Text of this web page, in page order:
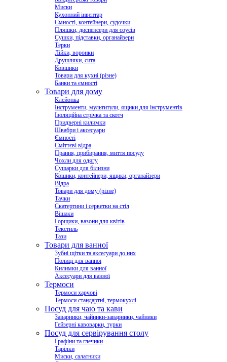
Миски
Кухонний інвентар
Ємності, контейнери, судочки
Пляшки, диспенсери для соусів
Сушки, підставки, органайзери
Терки
Лійки, воронки
Друшляки, сита
Ковшики
Товари для кухні (різне)
Банки та ємності
Товари для дому
Клейонка
Інструменти, мультитули, ящики для інструментів
Ізоляційна стрічка та скотч
Придверні килимки
Швабри і аксесуари
Ємності
Сміттєві відра
Прання, прибирання, миття посуду
Чохли для одягу
Сушарки для білизни
Кошики, контейнери, ящики, органайзери
Відра
Товари для дому (різне)
Тачки
Скатертини і серветки на стіл
Вішаки
Горщики, вазони для квітів
Текстиль
Тази
Товари для ванної
Зубні щітки та аксесуари до них
Полиці для ванної
Килимки для ванної
Аксесуари для ванної
Термоси
Термоси харчові
Термоси стандартні, термокухлі
Посуд для чаю та кави
Заварники, чайники-заварники, чайники
Гейзерні кавоварки, турки
Посуд для сервірування столу
Графіни та глечики
Тарілки
Миски, салатники